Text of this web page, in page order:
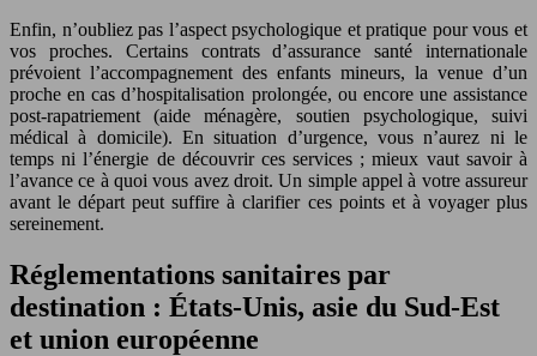
Enfin, n’oubliez pas l’aspect psychologique et pratique pour vous et
vos proches. Certains contrats d’assurance santé internationale
prévoient l’accompagnement des enfants mineurs, la venue d’un
proche en cas d’hospitalisation prolongée, ou encore une assistance
post-rapatriement (aide ménagère, soutien psychologique, suivi
médical à domicile). En situation d’urgence, vous n’aurez ni le
temps ni l’énergie de découvrir ces services ; mieux vaut savoir à
l’avance ce à quoi vous avez droit. Un simple appel à votre assureur
avant le départ peut suffire à clarifier ces points et à voyager plus
sereinement.
Réglementations sanitaires par
destination : États-Unis, asie du Sud-Est
et union européenne